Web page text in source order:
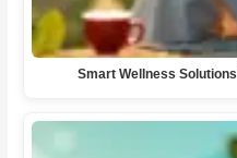
Smart Wellness